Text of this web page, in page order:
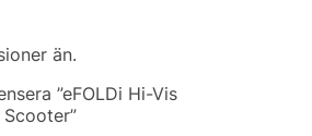
än.
”eFOLDi Hi-Vis